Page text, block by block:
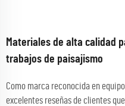
Materiales de alta calidad
trabajos de paisajismo
Como marca reconocida en
excelentes reseñas de clientes